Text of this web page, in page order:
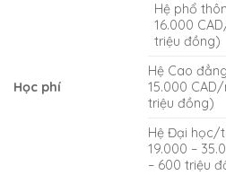
Học phí
Hệ phổ
16.000
triệu đồng)
Hệ Cao
15.000
triệu đồng)
Hệ Đại học/
19.000 –
– 600 triệu